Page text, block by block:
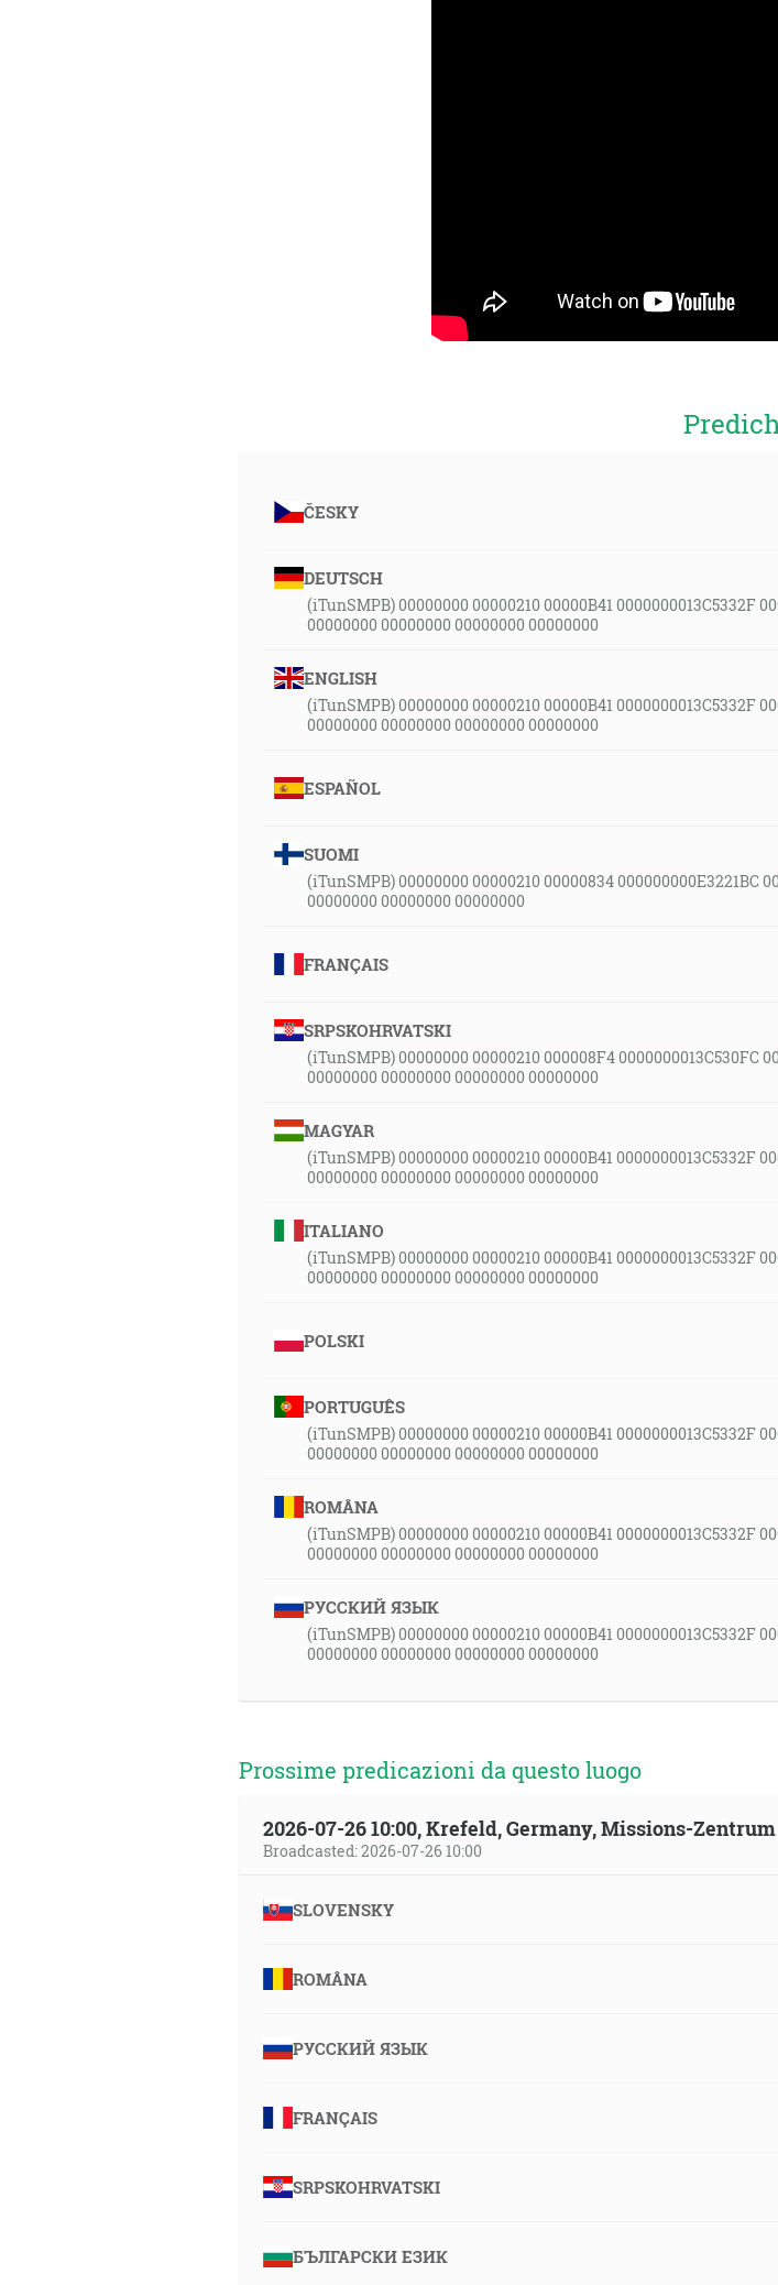
ČESKY
DEUTSCH
(iTunSMPB) 00000000 00000210 00000B41 0000000013C5332F
00000000 00000000 00000000 00000000
ENGLISH
(iTunSMPB) 00000000 00000210 00000B41 0000000013C5332F
00000000 00000000 00000000 00000000
ESPAÑOL
SUOMI
(iTunSMPB) 00000000 00000210 00000834 000000000E3221BC
00000000 00000000 00000000
FRANÇAIS
SRPSKOHRVATSKI
(iTunSMPB) 00000000 00000210 000008F4 0000000013C530FC
00000000 00000000 00000000 00000000
MAGYAR
(iTunSMPB) 00000000 00000210 00000B41 0000000013C5332F
00000000 00000000 00000000 00000000
ITALIANO
(iTunSMPB) 00000000 00000210 00000B41 0000000013C5332F
00000000 00000000 00000000 00000000
POLSKI
PORTUGUÊS
(iTunSMPB) 00000000 00000210 00000B41 0000000013C5332F
00000000 00000000 00000000 00000000
ROMÂNA
(iTunSMPB) 00000000 00000210 00000B41 0000000013C5332F
00000000 00000000 00000000 00000000
РУССКИЙ ЯЗЫК
(iTunSMPB) 00000000 00000210 00000B41 0000000013C5332F
00000000 00000000 00000000 00000000
Prossime predicazioni da questo luogo
2026-07-26 10:00, Krefeld, Germany, Missions-Zentrum
Broadcasted: 2026-07-26 10:00
SLOVENSKY
ROMÂNA
РУССКИЙ ЯЗЫК
FRANÇAIS
SRPSKOHRVATSKI
БЪЛГАРСКИ ЕЗИК